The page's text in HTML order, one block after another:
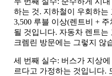
하는 것. 지하철이 우회하는
3,500 루블 이상(렌트비 +
될 것입니다. 자동차 렌트는
크렘린 방문에는 그렇지 않
세 번째 실수: 버스가 지상
르다고 가정하는 것입니다.